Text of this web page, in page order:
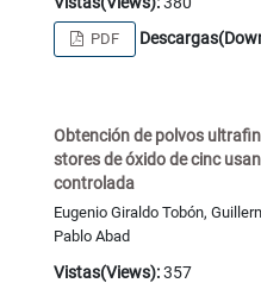
PDF
Obtención de polvos
stores de óxido de cinc
controlada
Eugenio Giraldo Tobón,
Pablo Abad
Vistas(Views):357